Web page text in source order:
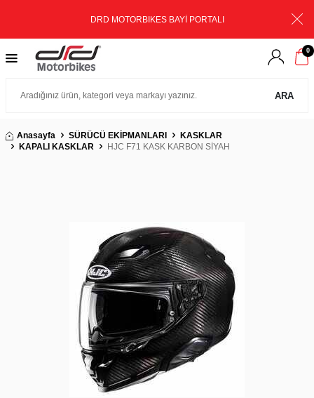
DRD MOTORBIKES BAYİ PORTALI
ARA
0
Anasayfa SÜRÜCÜ EKİPMANLARI
KASKLAR
KAPALI KASKLAR
HJC F71 KASK KARBON SİYAH